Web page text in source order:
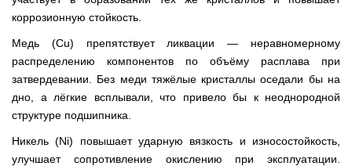
коррозионную стойкость.
Медь (Cu) препятствует ликвации — неравномерному
распределению компонентов по объёму расплава при
затвердевании. Без меди тяжёлые кристаллы оседали бы на
дно, а лёгкие всплывали, что привело бы к неоднородной
структуре подшипника.
Никель (Ni) повышает ударную вязкость и износостойкость,
улучшает сопротивление окислению при эксплуатации.